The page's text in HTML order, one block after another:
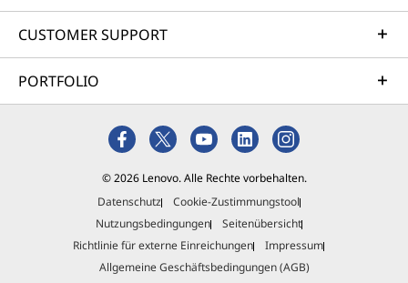
CUSTOMER SUPPORT
PORTFOLIO
© 2026 Lenovo. Alle Rechte vorbehalten.
Datenschutz
Cookie-Zustimmungstool
Nutzungsbedingungen
Seitenübersicht
Richtlinie für externe Einreichungen
Impressum
Allgemeine Geschäftsbedingungen (AGB)